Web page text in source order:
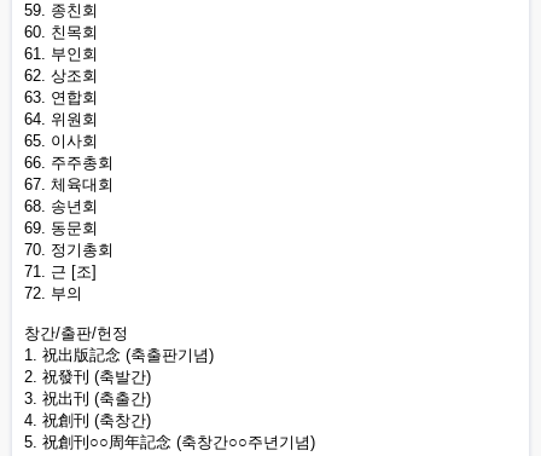
59. 종친회
60. 친목회
61. 부인회
62. 상조회
63. 연합회
64. 위원회
65. 이사회
66. 주주총회
67. 체육대회
68. 송년회
69. 동문회
70. 정기총회
71. 근 [조]
72. 부의
창간/출판/헌정
1. 祝出版記念 (축출판기념)
2. 祝發刊 (축발간)
3. 祝出刊 (축출간)
4. 祝創刊 (축창간)
5. 祝創刊○○周年記念 (축창간○○주년기념)